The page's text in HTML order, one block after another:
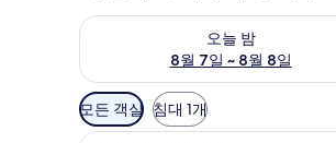
오늘 밤
8월 7일 ~ 8월 8일
오늘 밤 예약 가능 여부 확인, 8월
객
실
모든 객실 침대 1개
디럭